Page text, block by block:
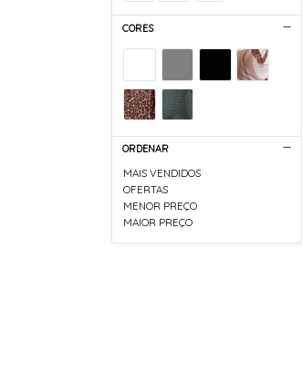
CORES
ORDENAR
MAIS VENDIDOS
OFERTAS
MENOR PREÇO
MAIOR PREÇO